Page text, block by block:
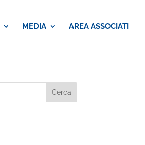
MEDIA AREA ASSOCIATI